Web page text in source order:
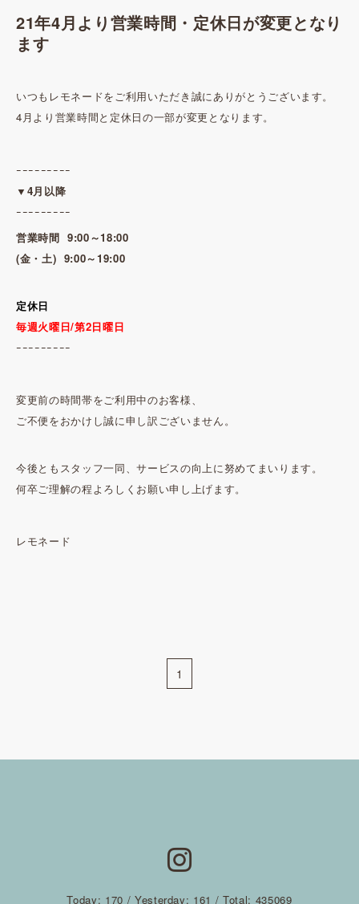
21年4月より営業時間・定休日が変更となり
ます
いつもレモネードをご利用いただき誠にありがとうございます。
4月より営業時間と定休日の一部が変更となります。
ｰｰｰｰｰｰｰｰｰ
▼4月以降
ｰｰｰｰｰｰｰｰｰ
営業時間 9:00～18:00
(金・土) 9:00～19:00
定休日
毎週火曜日/第2日曜日
ｰｰｰｰｰｰｰｰｰ
変更前の時間帯をご利用中のお客様、
ご不便をおかけし誠に申し訳ございません。
今後ともスタッフ一同、サービスの向上に努めてまいります。
何卒ご理解の程よろしくお願い申し上げます。
レモネード
1
Today: 170 / Yesterday: 161 / Total: 435069